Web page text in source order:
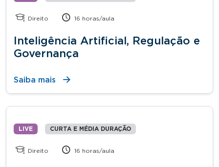
Direito 16 horas/aula
Inteligência Artificial, Regulação e
Governança
Saiba mais
LIVE CURTA E MÉDIA DURAÇÃO
Direito 16 horas/aula